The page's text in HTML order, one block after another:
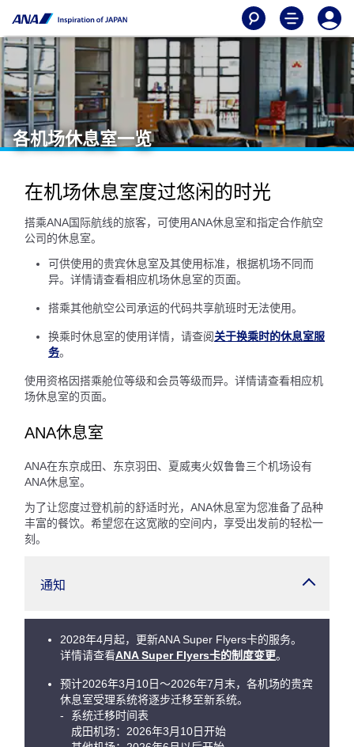
各机场休息室一览
在机场休息室度过悠闲的时光
搭乘ANA国际航线的旅客，可使用ANA休息室和指定合作航空
公司的休息室。
可供使用的贵宾休息室及其使用标准，根据机场不同而
异。详情请查看相应机场休息室的页面。
搭乘其他航空公司承运的代码共享航班时无法使用。
换乘时休息室的使用详情，请查阅关于换乘时的休息室服
务。
使用资格因搭乘舱位等级和会员等级而异。详情请查看相应机
场休息室的页面。
ANA休息室
ANA在东京成田、东京羽田、夏威夷火奴鲁鲁三个机场设有
ANA休息室。
为了让您度过登机前的舒适时光，ANA休息室为您准备了品种
丰富的餐饮。希望您在这宽敞的空间内，享受出发前的轻松一
刻。
通知
2028年4月起，更新ANA Super Flyers卡的服务。
详情请查看ANA Super Flyers卡的制度变更。
预计2026年3月10日～2026年7月末，各机场的贵宾
休息室受理系统将逐步迁移至新系统。
系统迁移时间表
成田机场：2026年3月10日开始